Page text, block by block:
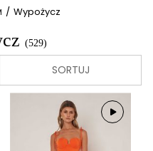
/ Wypożycz
(529)
SORTUJ